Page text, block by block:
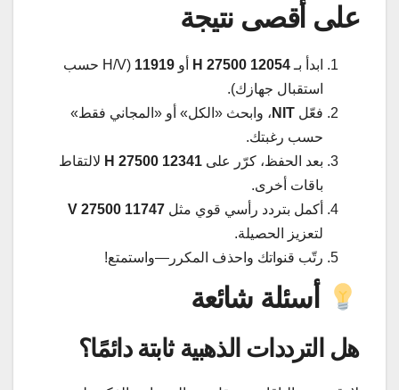
على أقصى نتيجة
ابدأ بـ 12054 H 27500 أو 11919
(H/V حسب
استقبال جهازك).
فعّل NIT ، وابحث «الكل» أو «المجاني فقط»
حسب رغبتك.
بعد الحفظ، كرّر على 12341 H 27500
لالتقاط
باقات أخرى.
أكمل بتردد رأسي قوي مثل 11747 V 27500
لتعزيز الحصيلة.
رتّب قنواتك واحذف المكرر—واستمتع!
أسئلة شائعة
هل الترددات الذهبية ثابتة دائمًا؟